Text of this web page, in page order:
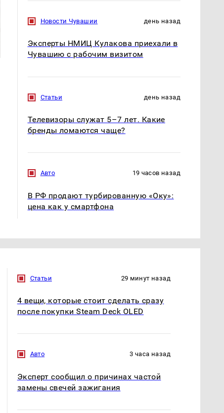
были украдены 18
миллионов рублей
крушение вертолета на
Кавказе: смотреть
Новости Чувашии день назад
Эксперты НМИЦ Кулакова приехали в
Чувашию с рабочим визитом
Статьи день назад
Телевизоры служат 5–7 лет. Какие
бренды ломаются чаще?
Авто 19 часов назад
В РФ продают турбированную «Оку»:
цена как у смартфона
Статьи 29 минут назад
4 вещи, которые стоит сделать сразу
после покупки Steam Deck OLED
Авто 3 часа назад
Эксперт сообщил о причинах частой
замены свечей зажигания